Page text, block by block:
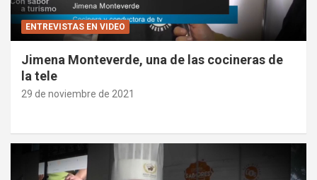
ENTREVISTAS EN VIDEO
Jimena Monteverde, una de las cocineras de
la tele
29 de noviembre de 2021